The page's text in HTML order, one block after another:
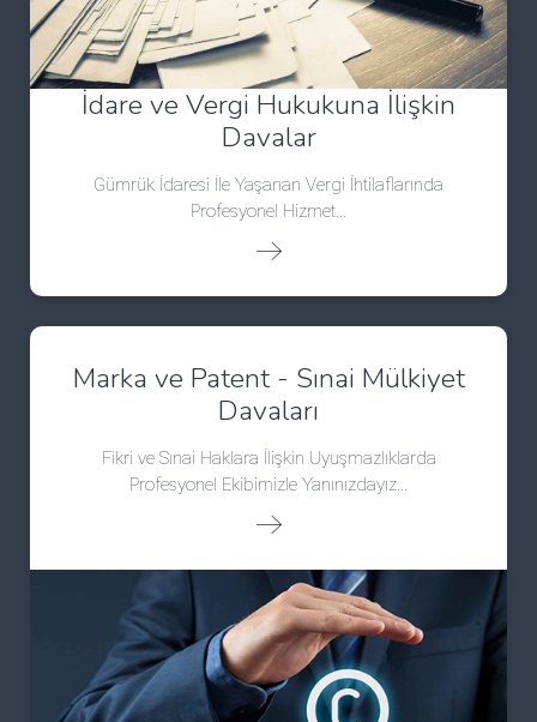
İdare ve Vergi Hukukuna İlişkin
Davalar
Gümrük İdaresi İle Yaşanan Vergi İhtilaflarında
Profesyonel Hizmet...
Marka ve Patent - Sınai Mülkiyet
Davaları
Fikri ve Sınai Haklara İlişkin Uyuşmazlıklarda
Profesyonel Ekibimizle Yanınızdayız...